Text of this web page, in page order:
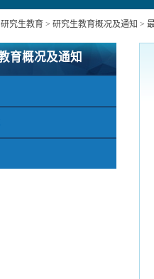
研究生教育 > 研究生教育概况及通知 >
育概况及通知